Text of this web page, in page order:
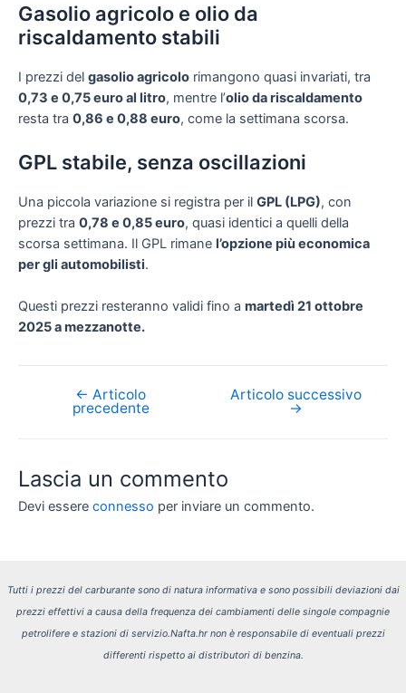
Gasolio agricolo e olio da
riscaldamento stabili
I prezzi del gasolio agricolo rimangono quasi invariati, tra
0,73 e 0,75 euro al litro, mentre l’olio da riscaldamento
resta tra 0,86 e 0,88 euro, come la settimana scorsa.
GPL stabile, senza oscillazioni
Una piccola variazione si registra per il GPL (LPG), con
prezzi tra 0,78 e 0,85 euro, quasi identici a quelli della
scorsa settimana. Il GPL rimane l’opzione più economica
per gli automobilisti.
Questi prezzi resteranno validi fino a martedì 21 ottobre
2025 a mezzanotte.
Navigazione
← Articolo
precedente
Articolo successivo
→
Lascia un commento
Devi essere connesso per inviare un commento.
Tutti i prezzi del carburante sono di natura informativa e sono possibili deviazioni dai
prezzi effettivi a causa della frequenza dei cambiamenti delle singole compagnie
petrolifere e stazioni di servizio. Nafta.hr non è responsabile di eventuali prezzi
differenti rispetto ai distributori di benzina.